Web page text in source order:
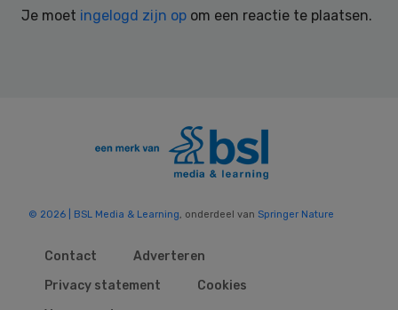
Je moet ingelogd zijn op om een reactie te plaatsen.
© 2026 | BSL Media & Learning , onderdeel van Springer Nature
Contact
Adverteren
Privacy statement
Cookies